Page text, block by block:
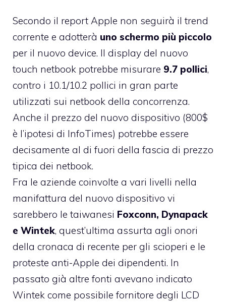
Secondo il report Apple non seguirà il trend
corrente e adotterà uno schermo più piccolo
per il nuovo device. Il display del nuovo
touch netbook potrebbe misurare 9.7 pollici,
contro i 10.1/10.2 pollici in gran parte
utilizzati sui netbook della concorrenza.
Anche il prezzo del nuovo dispositivo (800$
è l’ipotesi di InfoTimes) potrebbe essere
decisamente al di fuori della fascia di prezzo
tipica dei netbook.
Fra le aziende coinvolte a vari livelli nella
manifattura del nuovo dispositivo vi
sarebbero le taiwanesi Foxconn, Dynapack
e Wintek, quest’ultima assurta agli onori
della cronaca di recente per gli scioperi e le
proteste anti-Apple dei dipendenti. In
passato già altre fonti avevano indicato
Wintek come possibile fornitore degli LCD